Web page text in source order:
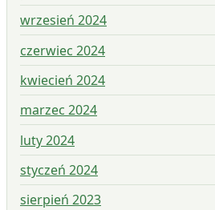
wrzesień 2024
czerwiec 2024
kwiecień 2024
marzec 2024
luty 2024
styczeń 2024
sierpień 2023